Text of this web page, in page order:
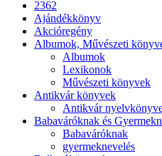
2362
Ajándékkönyv
Akcióregény
Albumok, Művészeti
Albumok
Lexikonok
Művészeti könyvek
Antikvár könyvek
Antikvár
Babaváróknak és
Babaváróknak
gyermeknevelés